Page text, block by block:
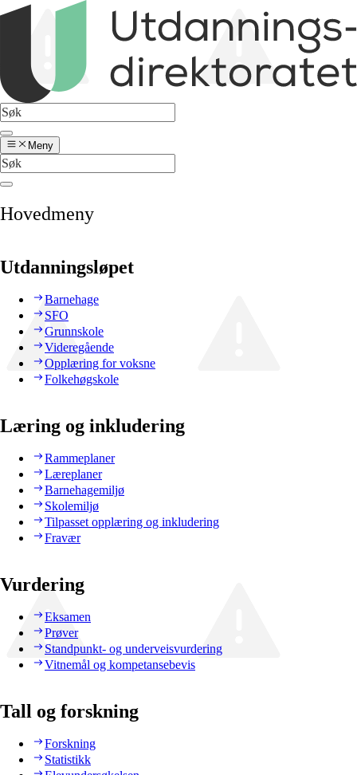
Meny
Hovedmeny
Utdanningsløpet
Barnehage
SFO
Grunnskole
Videregående
Opplæring for voksne
Folkehøgskole
Læring og inkludering
Rammeplaner
Læreplaner
Barnehagemiljø
Skolemiljø
Tilpasset opplæring og inkludering
Fravær
Vurdering
Eksamen
Prøver
Standpunkt- og underveisvurdering
Vitnemål og kompetansebevis
Tall og forskning
Forskning
Statistikk